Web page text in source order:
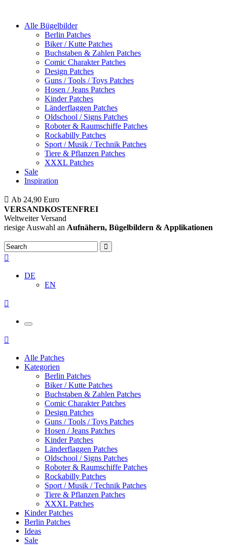
Alle Bügelbilder
Berlin Patches
Biker / Kutte Patches
Buchstaben & Zahlen Patches
Comic Charakter Patches
Design Patches
Guns / Tools / Toys Patches
Hosen / Jeans Patches
Kinder Patches
Länderflaggen Patches
Oldschool / Signs Patches
Roboter & Raumschiffe Patches
Rockabilly Patches
Sport / Musik / Technik Patches
Tiere & Pflanzen Patches
XXXL Patches
Sale
Inspiration
Ab 24,90 Euro
VERSANDKOSTENFREI
Weltweiter Versand
riesige Auswahl an Aufnähern, Bügelbildern & Applikationen
DE
EN
Alle Patches
Kategorien
Berlin Patches
Biker / Kutte Patches
Buchstaben & Zahlen Patches
Comic Charakter Patches
Design Patches
Guns / Tools / Toys Patches
Hosen / Jeans Patches
Kinder Patches
Länderflaggen Patches
Oldschool / Signs Patches
Roboter & Raumschiffe Patches
Rockabilly Patches
Sport / Musik / Technik Patches
Tiere & Pflanzen Patches
XXXL Patches
Kinder Patches
Berlin Patches
Ideas
Sale